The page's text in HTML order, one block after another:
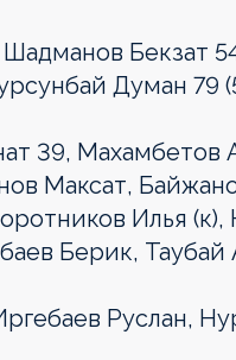
Бекзат
Думан 79
39, Махамбетов
Максат,
Илья
Берик,
Руслан,